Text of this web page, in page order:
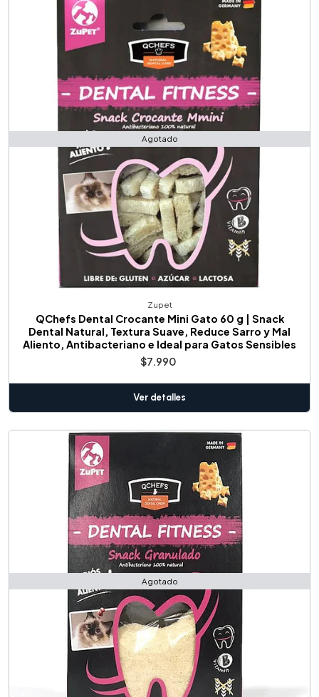
Agotado
Zupet
QChefs Dental Crocante Mini Gato 60 g | Snack
Dental Natural, Textura Suave, Reduce Sarro y Mal
Aliento, Antibacteriano e Ideal para Gatos Sensibles
$7.990
Ver detalles
Agotado